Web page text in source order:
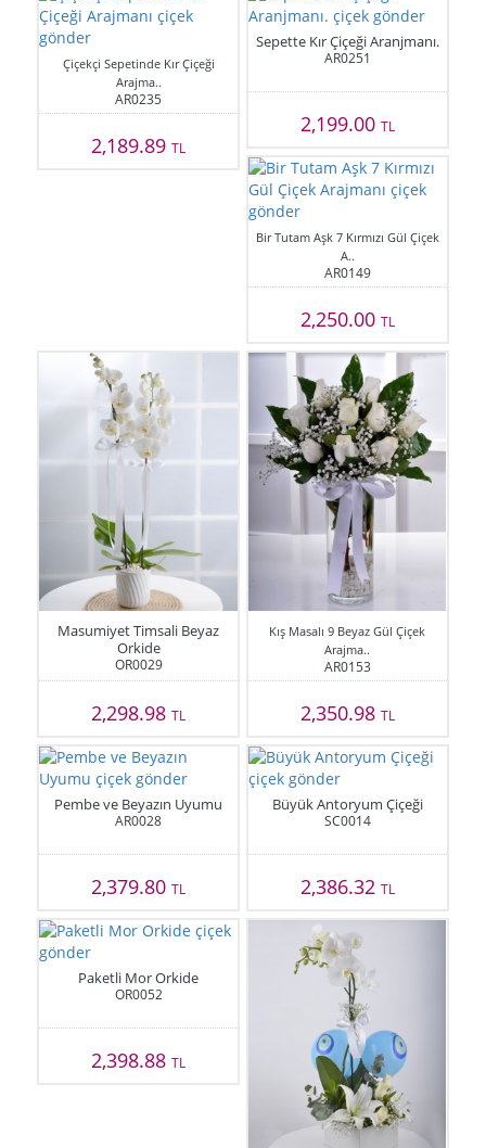
Çiçekçi Sepetinde Kır Çiçeği
Arajma..
AR0235
2,189.89TL
Sepette Kır Çiçeği Aranjmanı.
AR0251
2,199.00 TL
Bir Tutam Aşk 7 Kırmızı Gül Çiçek
A..
AR0149
2,250.00 TL
Masumiyet Timsali Beyaz
Orkide
OR0029
2,298.98TL
Kış Masalı 9 Beyaz Gül Çiçek
Arajma..
AR0153
2,350.98 TL
Pembe ve Beyazın Uyumu
AR0028
2,379.80TL
Büyük Antoryum Çiçeği
SC0014
2,386.32 TL
Paketli Mor Orkide
OR0052
2,398.88TL